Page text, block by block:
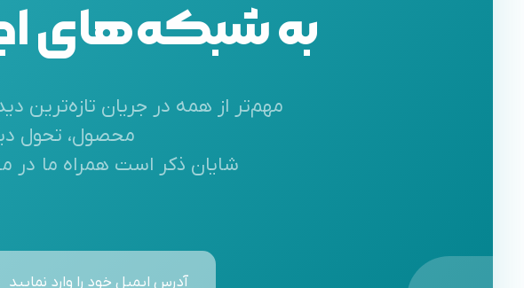
به شبکه‌های
مهم‌تر از همه در جریان تازه‌ترین
محصول، تحول
شایان ذکر است همراه ما